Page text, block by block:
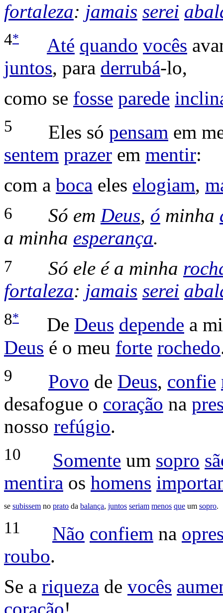
fortaleza: jamais serei
4* Até quando vocês
juntos, para derrubá-lo,
como se fosse parede
5 Eles só pensam em
sentem prazer em mentir:
com a boca eles elogiam,
6 Só em Deus, ó minha
a minha esperança.
7 Só ele é a minha
fortaleza: jamais serei
8* De Deus depende a
Deus é o meu forte rochedo
9 Povo de Deus, confie
desafogue o coração na
nosso refúgio.
10 Somente um sopro
mentira os homens
se subissem no prato da balança, juntos seriam menos que um sopro.
11 Não confiem na
roubo.
Se a riqueza de vocês
coração!